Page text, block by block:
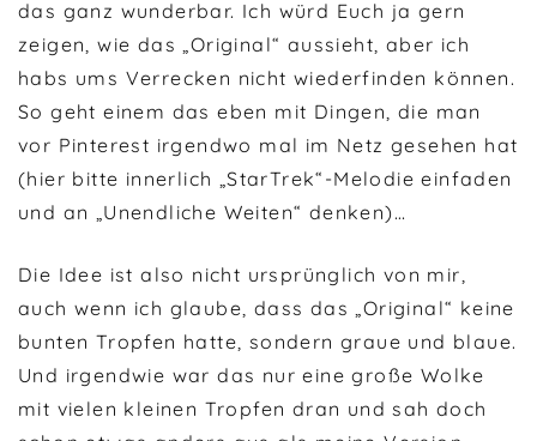
das ganz wunderbar. Ich würd Euch ja gern
zeigen, wie das „Original“ aussieht, aber ich
habs ums Verrecken nicht wiederfinden können.
So geht einem das eben mit Dingen, die man
vor Pinterest irgendwo mal im Netz gesehen hat
(hier bitte innerlich „StarTrek“-Melodie einfaden
und an „Unendliche Weiten“ denken)…
Die Idee ist also nicht ursprünglich von mir,
auch wenn ich glaube, dass das „Original“ keine
bunten Tropfen hatte, sondern graue und blaue.
Und irgendwie war das nur eine große Wolke
mit vielen kleinen Tropfen dran und sah doch